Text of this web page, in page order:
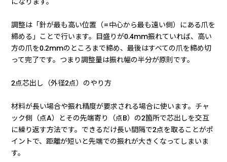
調整は「針が最も高い位置（=中心から最も遠い側）にある爪を
締める」ことで行います。目盛りが0.4mm振れていれば、高い
方の爪を0.2mmのところまで締め、最後はすべての爪を締め切
って完了です。つまり調整量は振れ幅の半分が原則です。
2点芯出し（外径2点）のやり方
材料が長い場合や振れ精度が要求される場合に使います。チャ
ック側（点A）とその先端寄り（点B）の2箇所で芯出しを交互
に繰り返す方法です。できるだけ長い間隔で2点を取ることがポ
イントで、距離が短いと先端での振れが大きくなってしまいま
す。